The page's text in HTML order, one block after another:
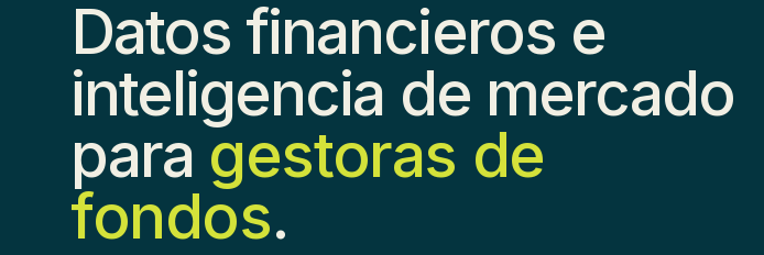
Datos financieros e
inteligencia de mercado
para gestoras de
fondos.